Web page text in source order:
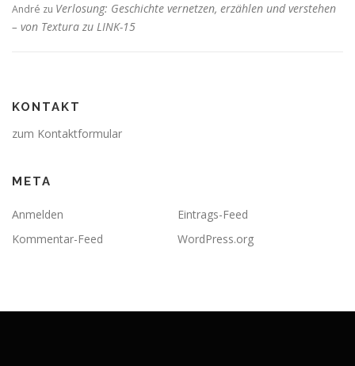
André zu Verlosung: Geschichte vernetzen, erzählen und verstehen
– von Textura zu LINK-15
KONTAKT
zum Kontaktformular
META
Anmelden
Eintrags-Feed
Kommentar-Feed
WordPress.org